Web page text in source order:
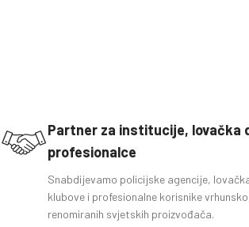
Partner za institucije, lovačka
profesionalce
Snabdijevamo policijske agencije,
klubove i profesionalne korisnike
renomiranih svjetskih proizvođača.